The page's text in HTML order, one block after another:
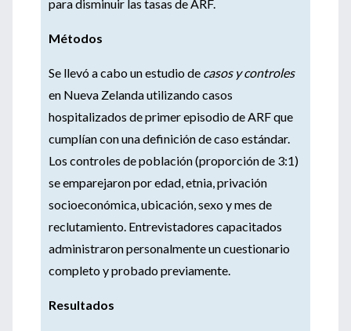
para disminuir las tasas de ARF.
Métodos
Se llevó a cabo un estudio de casos y controles
en Nueva Zelanda utilizando casos
hospitalizados de primer episodio de ARF que
cumplían con una definición de caso estándar.
Los controles de población (proporción de 3:1)
se emparejaron por edad, etnia, privación
socioeconómica, ubicación, sexo y mes de
reclutamiento. Entrevistadores capacitados
administraron personalmente un cuestionario
completo y probado previamente.
Resultados